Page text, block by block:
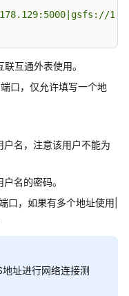
互通外表使用。
口，仅允许填写一个地
名，注意该用户不能为
名的密码。
口，如果有多个地址使用|
址进行网络连接测